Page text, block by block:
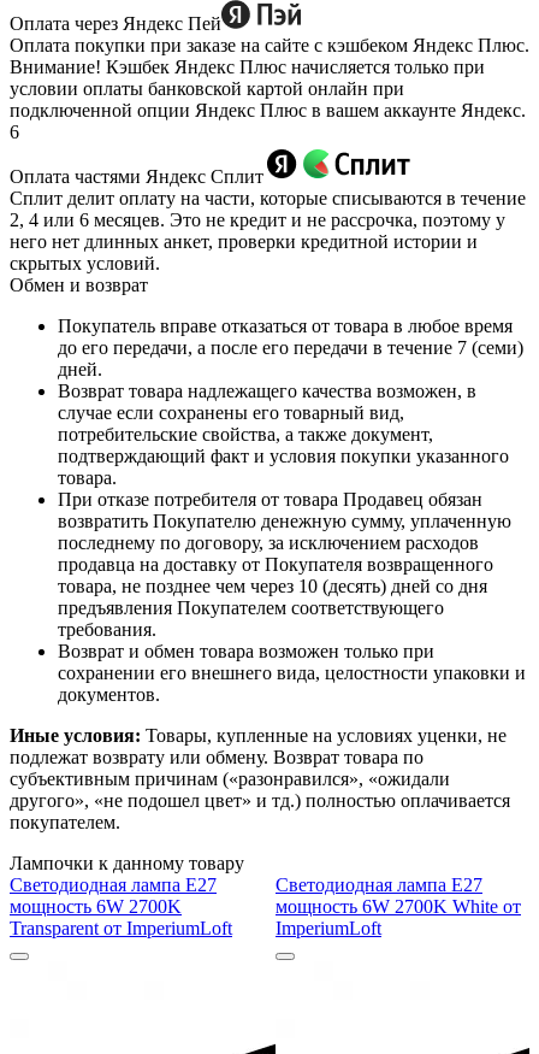
Оплата через Яндекс Пей
Оплата покупки при заказе на сайте с кэшбеком Яндекс Плюс.
Внимание! Кэшбек Яндекс Плюс начисляется только при
условии оплаты банковской картой онлайн при
подключенной опции Яндекс Плюс в вашем аккаунте Яндекс.
6
Оплата частями Яндекс Сплит
Сплит делит оплату на части, которые списываются в течение
2, 4 или 6 месяцев. Это не кредит и не рассрочка, поэтому у
него нет длинных анкет, проверки кредитной истории и
скрытых условий.
Обмен и возврат
Покупатель вправе отказаться от товара в любое время
до его передачи, а после его передачи в течение 7 (семи)
дней.
Возврат товара надлежащего качества возможен, в
случае если сохранены его товарный вид,
потребительские свойства, а также документ,
подтверждающий факт и условия покупки указанного
товара.
При отказе потребителя от товара Продавец обязан
возвратить Покупателю денежную сумму, уплаченную
последнему по договору, за исключением расходов
продавца на доставку от Покупателя возвращенного
товара, не позднее чем через 10 (десять) дней со дня
предъявления Покупателем соответствующего
требования.
Возврат и обмен товара возможен только при
сохранении его внешнего вида, целостности упаковки и
документов.
Иные условия: Товары, купленные на условиях уценки, не
подлежат возврату или обмену. Возврат товара по
субъективным причинам («разонравился», «ожидали
другого», «не подошел цвет» и тд.) полностью оплачивается
покупателем.
Лампочки к данному товару
Светодиодная лампа E27
мощность 6W 2700K
Transparent от ImperiumLoft
Светодиодная лампа E27
мощность 6W 2700K White от
ImperiumLoft